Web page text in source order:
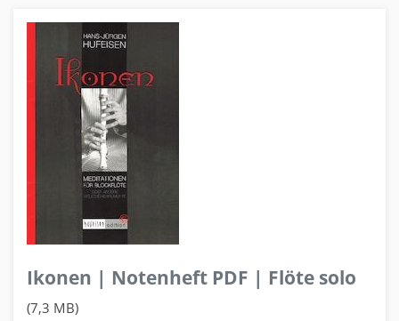
Ikonen | Notenheft PDF | Flöte solo
(7,3 MB)